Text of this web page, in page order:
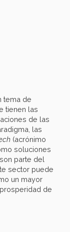
tema de
tienen las
de las
las
(acrónimo
soluciones
parte del
sector puede
un mayor
de